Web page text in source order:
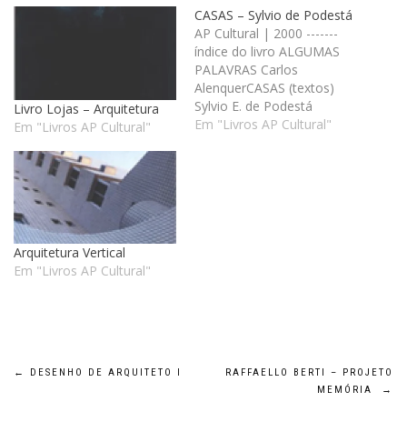
Livro Lojas – Arquitetura
Em "Livros AP Cultural"
CASAS – Sylvio de Podestá
AP Cultural | 2000 -------
índice do livro ALGUMAS
PALAVRAS Carlos
AlenquerCASAS (textos)
Sylvio E. de Podestá
ALGUMAS CASAS 1: CASA
Em "Livros AP Cultural"
Arquitetura Vertical
Em "Livros AP Cultural"
Navegação
← DESENHO DE ARQUITETO I
RAFFAELLO BERTI – PROJETO
MEMÓRIA
→